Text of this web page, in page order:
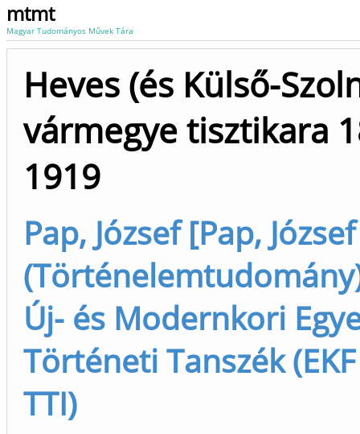
mtmt
Magyar Tudományos Művek Tára
Heves (és Külső-
vármegye tisztikara
1919
Pap, József [Pap, József
Új- és Modernkori
Történeti Tanszék
TTI)